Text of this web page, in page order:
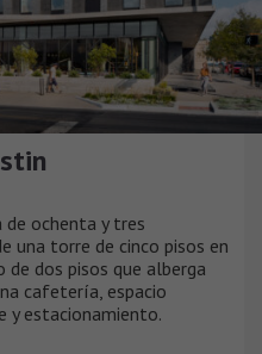
de ochenta y tres
una torre de cinco pisos en
dos pisos que alberga
cafetería, espacio
y estacionamiento.